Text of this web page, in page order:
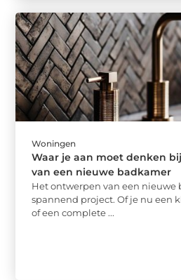
Woningen
Waar je aan moet denken
van een nieuwe badkamer
Het ontwerpen van een nieuwe
spannend project. Of je nu een
of een complete ...